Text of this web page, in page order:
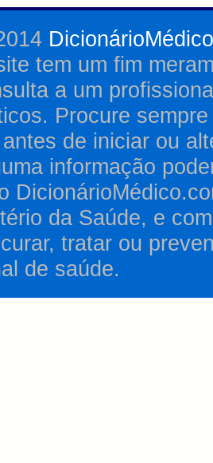
tem um fim
a um
Procure
de iniciar ou
informação
da Saúde, e
tratar ou
de saúde.